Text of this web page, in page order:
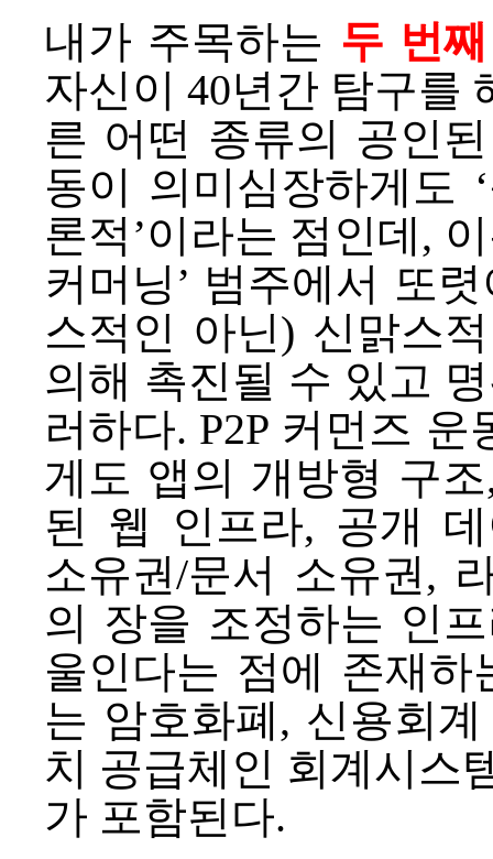
내가 주목하는 두 번
자신이 40년간 탐구를
른 어떤 종류의 공인
동이 의미심장하게도
론적’이라는 점인데,
커머닝’ 범주에서 또
스적인 아닌) 신맑스
의해 촉진될 수 있고
러하다. P2P 커먼즈
게도 앱의 개방형 구
된 웹 인프라, 공개
소유권/문서 소유권,
의 장을 조정하는 인
울인다는 점에 존재
는 암호화폐, 신용회
치 공급체인 회계시스
가 포함된다.